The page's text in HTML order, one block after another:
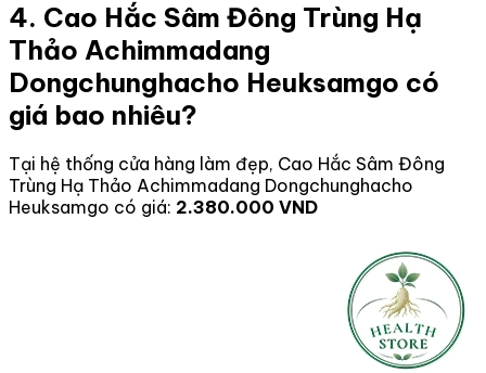
4. Cao Hắc Sâm Đông Trùng Hạ
Thảo Achimmadang
Dongchunghacho Heuksamgo có
giá bao nhiêu?
Tại hệ thống cửa hàng làm đẹp, Cao Hắc Sâm Đông
Trùng Hạ Thảo Achimmadang Dongchunghacho
Heuksamgo có giá: 2.380.000 VND